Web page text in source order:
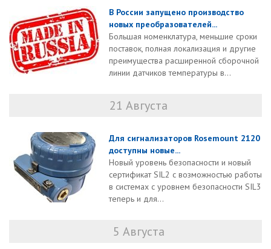
В России запущено производство
новых преобразователей...
Большая номенклатура, меньшие сроки
поставок, полная локализация и другие
преимущества расширенной сборочной
линии датчиков температуры в...
21 Августа
Для сигнализаторов Rosemount 2120
доступны новые...
Новый уровень безопасности и новый
сертификат SIL2 с возможностью работы
в системах с уровнем безопасности SIL3
теперь и для...
5 Августа